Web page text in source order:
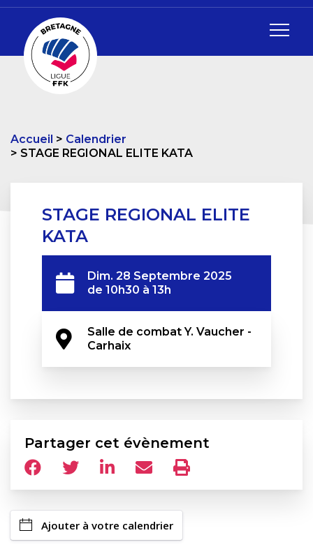
Accueil
Calendrier
STAGE REGIONAL ELITE KATA
STAGE REGIONAL ELITE
KATA
Dim. 28 Septembre 2025
de 10h30 à 13h
Salle de combat Y. Vaucher -
Carhaix
Partager cet évènement
Ajouter à votre calendrier